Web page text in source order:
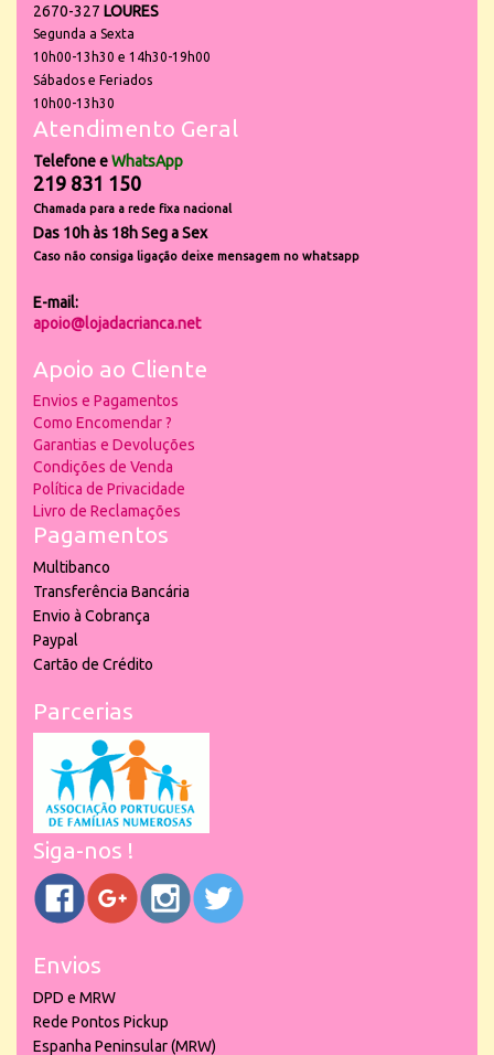
2670-327 LOURES
Segunda a Sexta
10h00-13h30 e 14h30-19h00
Sábados e Feriados
10h00-13h30
Atendimento Geral
Telefone eWhatsApp
219 831 150
Chamada para a rede fixa nacional
Das 10h às 18h Seg a Sex
Caso não consiga ligação deixe mensagem no whatsapp
E-mail:
apoio@lojadacrianca.net
Apoio ao Cliente
Envios e Pagamentos
Como Encomendar ?
Garantias e Devoluções
Condições de Venda
Política de Privacidade
Livro de Reclamações
Pagamentos
Multibanco
Transferência Bancária
Envio à Cobrança
Paypal
Cartão de Crédito
Parcerias
Siga-nos !
Envios
DPD e MRW
Rede Pontos Pickup
Espanha Peninsular (MRW)